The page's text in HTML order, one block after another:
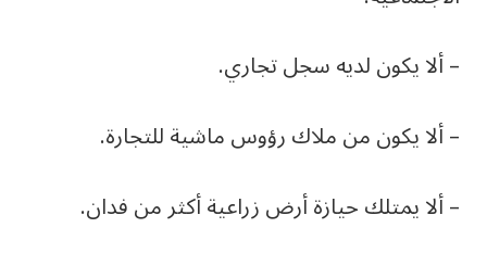
– ألا يكون لديه سجل تجاري.
– ألا يكون من ملاك رؤوس ماشية للتجارة.
– ألا يمتلك حيازة أرض زراعية أكثر من فدان.